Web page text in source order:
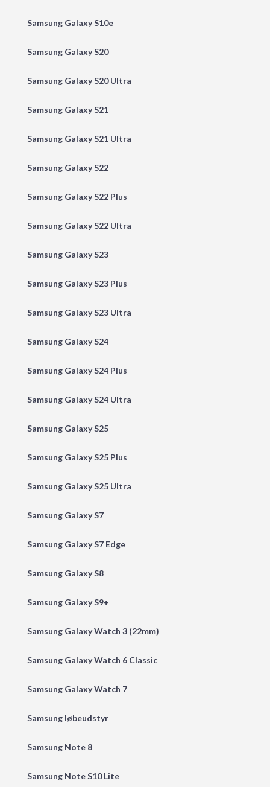
Samsung Galaxy S10e
Samsung Galaxy S20
Samsung Galaxy S20 Ultra
Samsung Galaxy S21
Samsung Galaxy S21 Ultra
Samsung Galaxy S22
Samsung Galaxy S22 Plus
Samsung Galaxy S22 Ultra
Samsung Galaxy S23
Samsung Galaxy S23 Plus
Samsung Galaxy S23 Ultra
Samsung Galaxy S24
Samsung Galaxy S24 Plus
Samsung Galaxy S24 Ultra
Samsung Galaxy S25
Samsung Galaxy S25 Plus
Samsung Galaxy S25 Ultra
Samsung Galaxy S7
Samsung Galaxy S7 Edge
Samsung Galaxy S8
Samsung Galaxy S9+
Samsung Galaxy Watch 3 (22mm)
Samsung Galaxy Watch 6 Classic
Samsung Galaxy Watch 7
Samsung løbeudstyr
Samsung Note 8
Samsung Note S10 Lite